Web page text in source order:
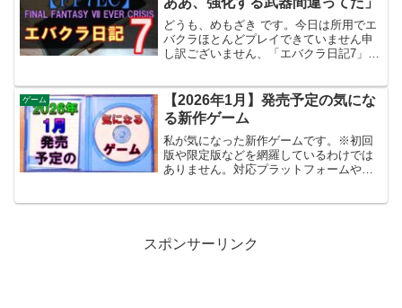
どうも、めもざき です。今日は所用でエ
バクラほとんどプレイできていません申
し訳ございません、「エバクラ日記7」で
と、修正しています。私は、途中まで強
化してから気付いて...
ゲーム
【2026年1月】発売予定の気にな
る新作ゲーム
私が気になった新作ゲームです。※初回
版や限定版などを網羅しているわけでは
ありません。対応プラットフォームやバ
スポンサーリンク